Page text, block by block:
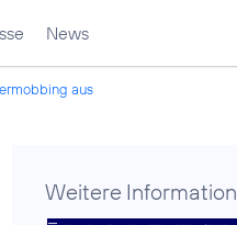
News
aus
Weitere